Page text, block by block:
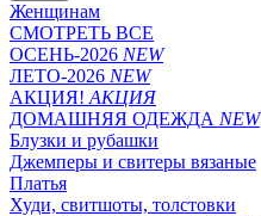
Женщинам
СМОТРЕТЬ ВСЕ
ОСЕНЬ-2026 NEW
ЛЕТО-2026 NEW
АКЦИЯ! АКЦИЯ
ДОМАШНЯЯ ОДЕЖДА NEW
Блузки и рубашки
Джемперы и свитеры вязаные
Платья
Худи, свитшоты, толстовки